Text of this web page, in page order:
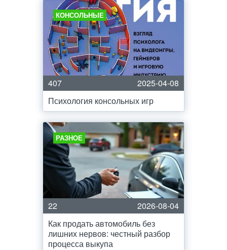
КОНСОЛЬНЫЕ
407
2025-04-08
Психология консольных игр
РАЗНОЕ
22
2026-08-04
Как продать автомобиль без
лишних нервов: честный разбор
процесса выкупа